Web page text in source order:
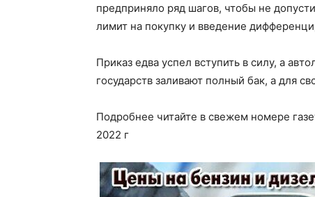
предприняло ряд шагов, чтобы не
лимит на покупку и введение
Приказ едва успел вступить в силу, а
государств заливают полный бак, а для
Подробнее читайте в свежем номере
2022 г